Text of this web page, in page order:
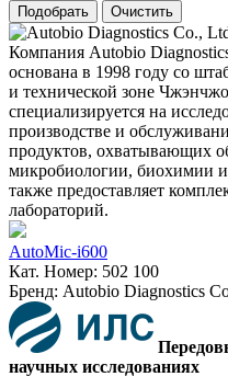
Компания Autobio
основана в 1998 году со
и технической зоне
специализируется на
производстве и
продуктов, охватывающих
микробиологии, биохимии
также предоставляет
лабораторий.
AutoMic-i600
Кат. Номер: 502 100
Бренд: Autobio Diagnostics
научных исследованиях